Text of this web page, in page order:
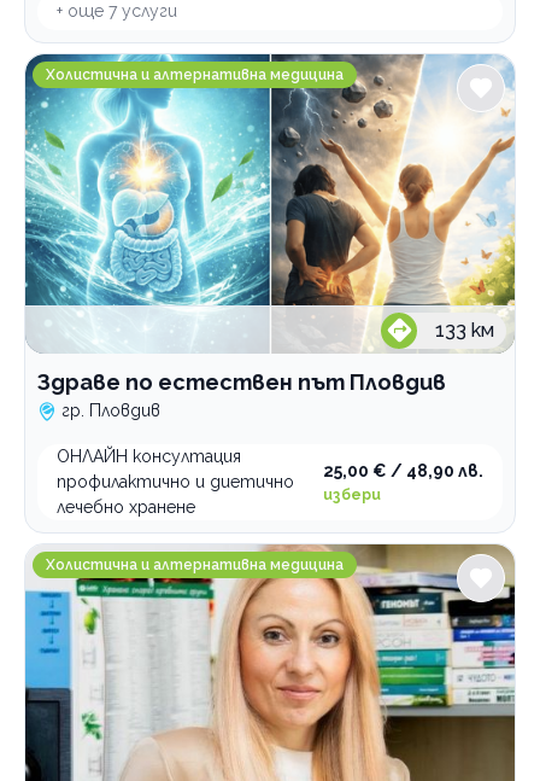
+ още 7 услуги
Здраве по естествен път Пловдив
Холистична и алтернативна медицина
133 км
Здраве по естествен път Пловдив
гр. Пловдив
ОНЛАЙН консултация
профилактично и диетично
лечебно хранене
25,00 € / 48,90 лв.
избери
Център за здраве Живот
Холистична и алтернативна медицина